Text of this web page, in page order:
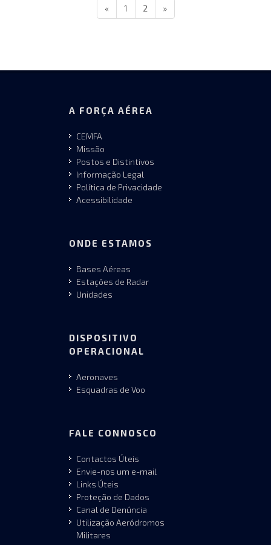
« 1 2 »
A FORÇA AÉREA
CEMFA
Missão
Postos e Distintivos
Informação Legal
Política de Privacidade
Acessibilidade
ONDE ESTAMOS
Bases Aéreas
Estações de Radar
Unidades
DISPOSITIVO
OPERACIONAL
Aeronaves
Esquadras de Voo
FALE CONNOSCO
Contactos Úteis
Envie-nos um e-mail
Links Úteis
Proteção de Dados
Canal de Denúncia
Utilização Aeródromos
Militares